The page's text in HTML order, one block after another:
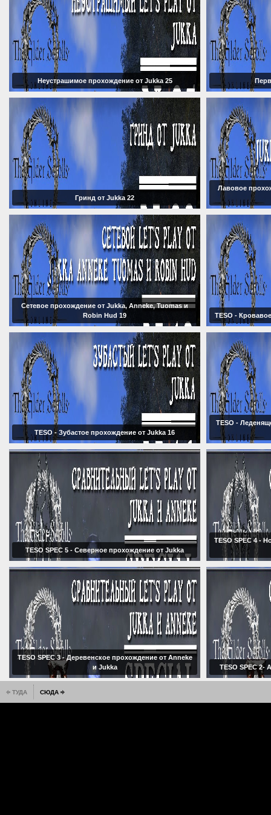
Неустрашимое прохождение от Jukka 25
Гринд от Jukka 22
Лавовое
Сетевое прохождение от Jukka, Anneke, Tuomas и
Robin Hud 19
TESO -
TESO - Зубастое прохождение от Jukka 16
TESO -
TESO SPEC 5 - Северное прохождение от Jukka
TESO SPEC 4 -
TESO SPEC 3 - Деревенское прохождение от Anneke
и Jukka
TESO SPEC 2-
ТУДА СЮДА